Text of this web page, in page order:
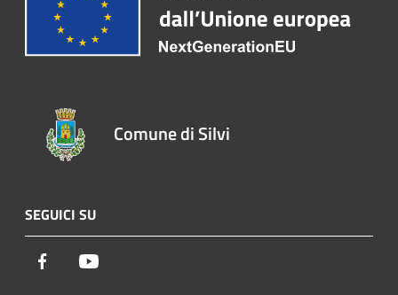
Comune di Silvi
SEGUICI SU
Facebook